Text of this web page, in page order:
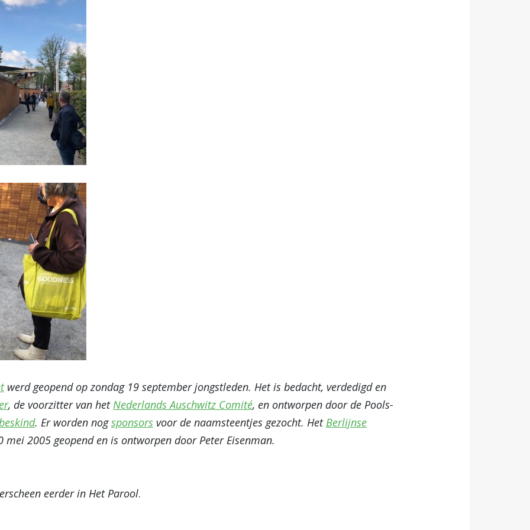
werd geopend op zondag 19 september jongstleden. Het is bedacht, verdedigd en
, de voorzitter van hetNederlands Auschwitz Comité, en ontworpen door de Pools-
. Er worden nogsponsors voor de naamsteentjes gezocht. HetBerlijnse
2005 geopend en is ontworpen door Peter Eisenman.
eerder in Het Parool.